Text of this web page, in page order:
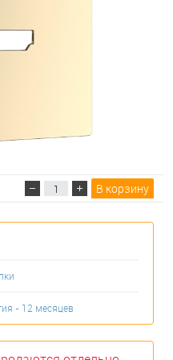
В корзину
- 12 месяцев